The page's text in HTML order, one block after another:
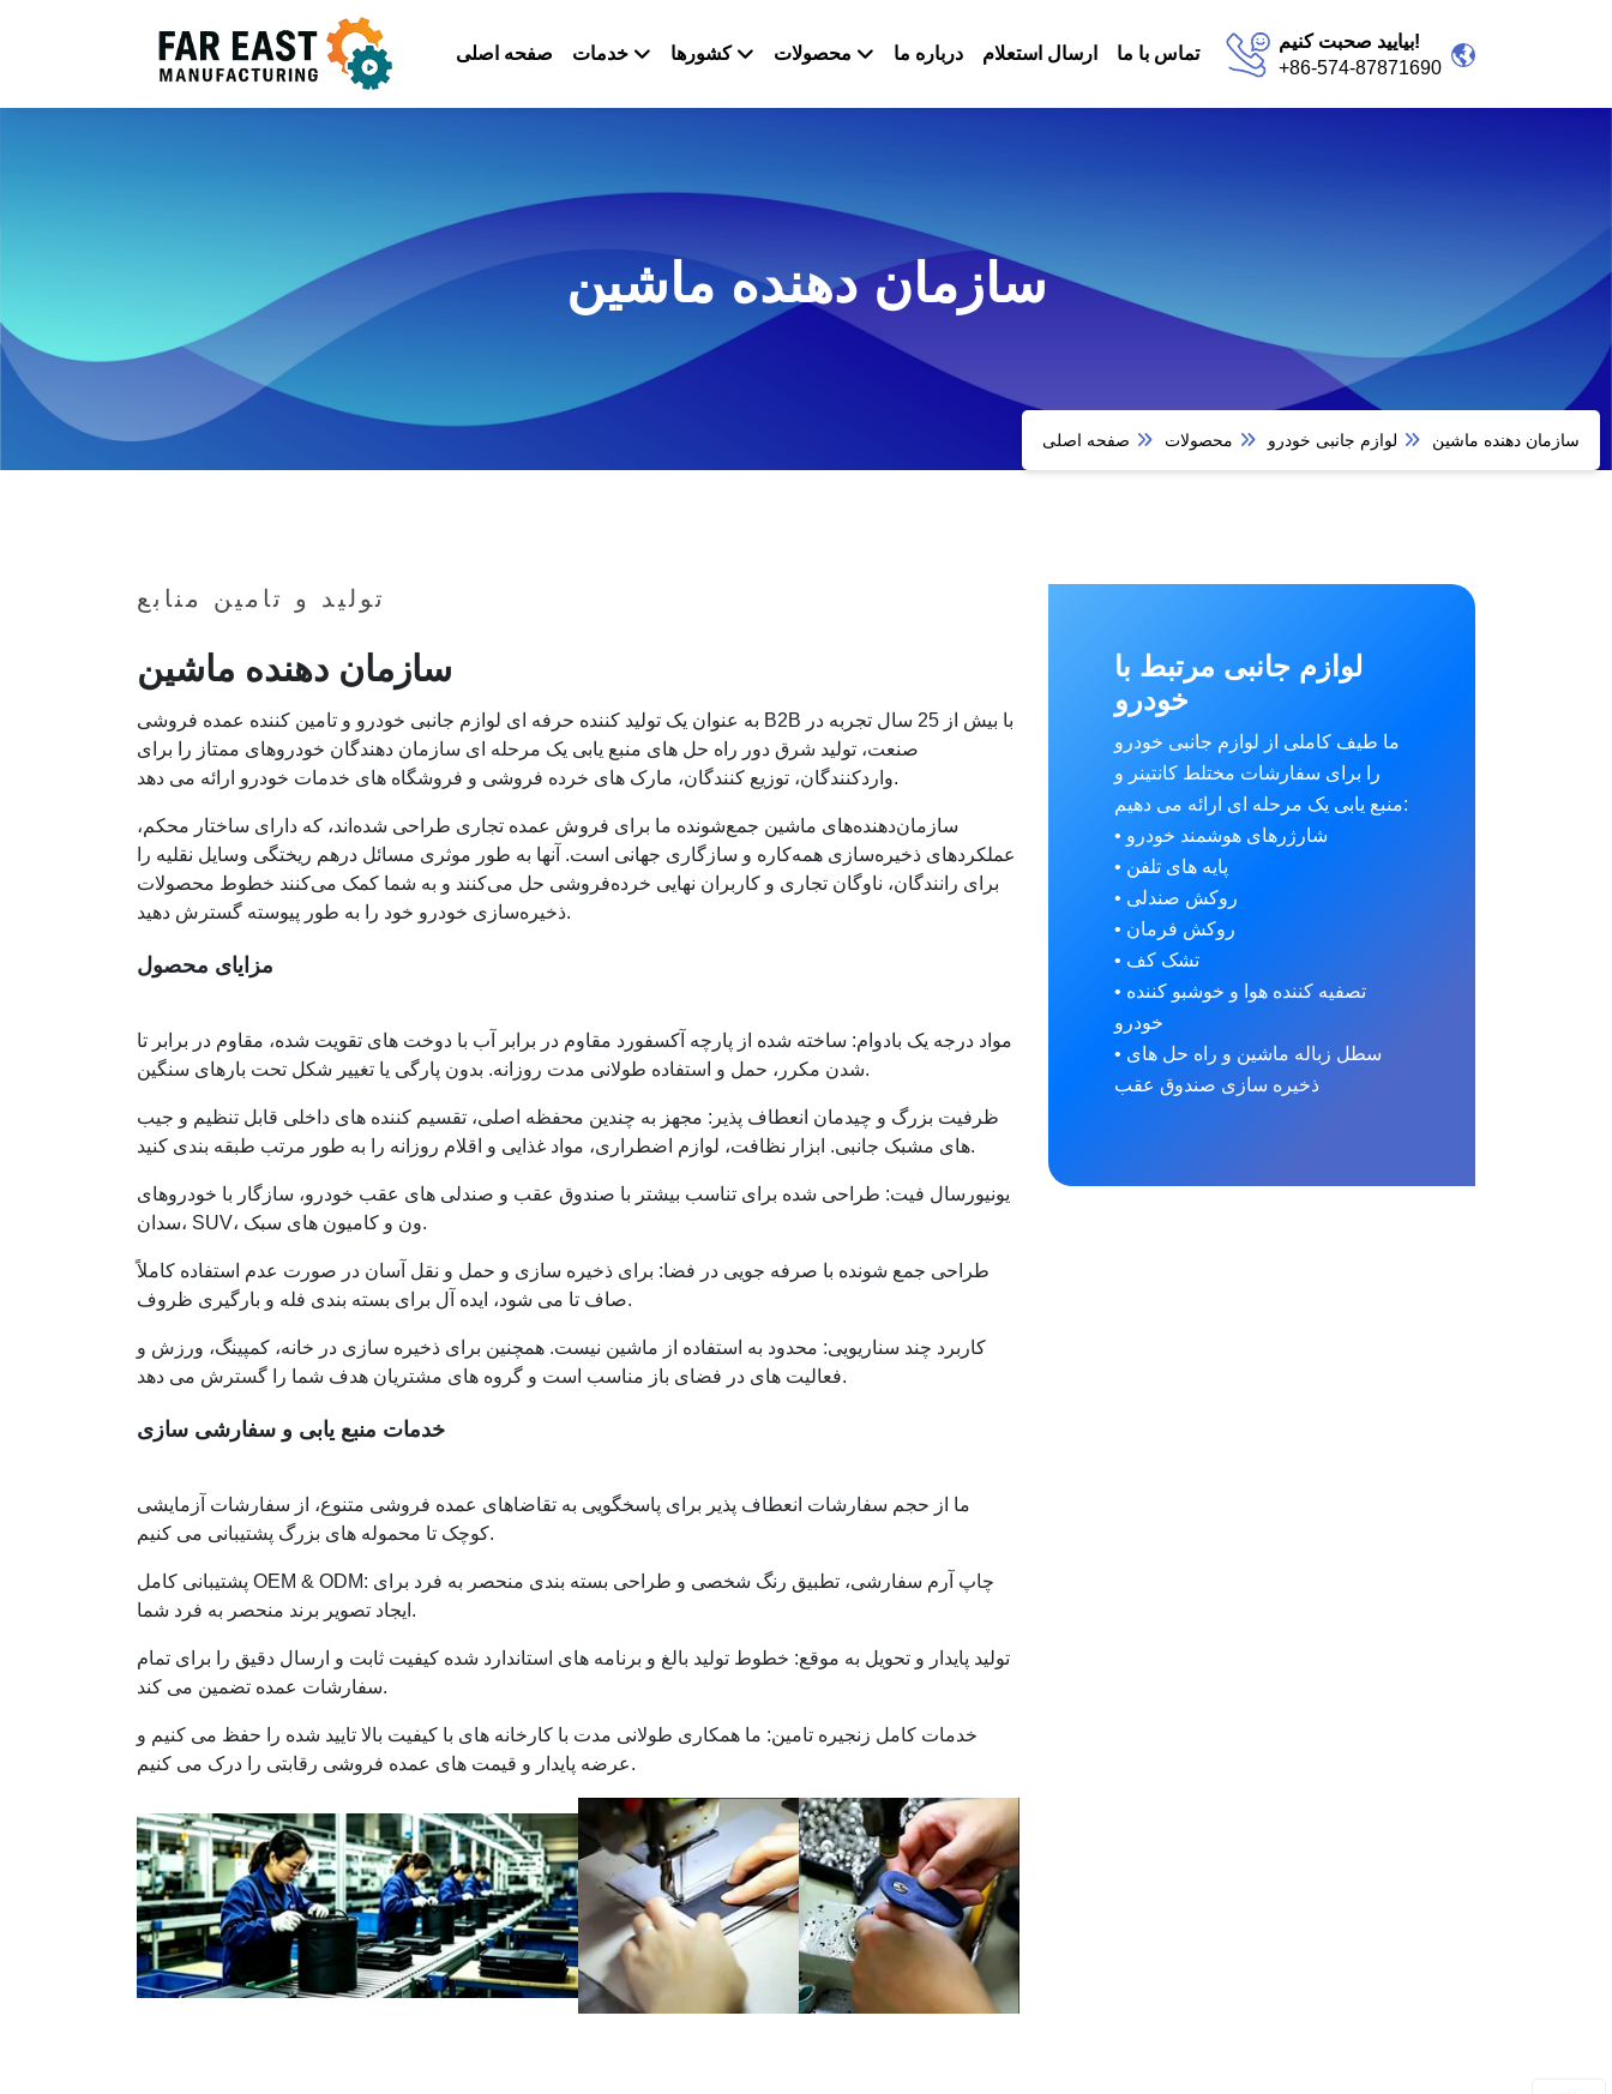
صفحه اصلی خدمات کشورها محصولات درباره ما ارسال استعلام تماس با ما
بیایید صحبت کنیم!
+86-574-87871690
سازمان دهنده ماشین
صفحه اصلی محصولات لوازم جانبی خودرو سازمان دهنده ماشین
تولید و تامین منابع
سازمان دهنده ماشین
به عنوان یک تولید کننده حرفه ای لوازم جانبی خودرو و تامین کننده عمده فروشی B2B با بیش از 25 سال تجربه در
صنعت، تولید شرق دور راه حل های منبع یابی یک مرحله ای سازمان دهندگان خودروهای ممتاز را برای
واردکنندگان، توزیع کنندگان، مارک های خرده فروشی و فروشگاه های خدمات خودرو ارائه می دهد.
سازمان‌دهنده‌های ماشین جمع‌شونده ما برای فروش عمده تجاری طراحی شده‌اند، که دارای ساختار محکم،
عملکردهای ذخیره‌سازی همه‌کاره و سازگاری جهانی است. آنها به طور موثری مسائل درهم ریختگی وسایل نقلیه را
برای رانندگان، ناوگان تجاری و کاربران نهایی خرده‌فروشی حل می‌کنند و به شما کمک می‌کنند خطوط محصولات
ذخیره‌سازی خودرو خود را به طور پیوسته گسترش دهید.
مزایای محصول
مواد درجه یک بادوام: ساخته شده از پارچه آکسفورد مقاوم در برابر آب با دوخت های تقویت شده، مقاوم در برابر تا
شدن مکرر، حمل و استفاده طولانی مدت روزانه. بدون پارگی یا تغییر شکل تحت بارهای سنگین.
ظرفیت بزرگ و چیدمان انعطاف پذیر: مجهز به چندین محفظه اصلی، تقسیم کننده های داخلی قابل تنظیم و جیب
های مشبک جانبی. ابزار نظافت، لوازم اضطراری، مواد غذایی و اقلام روزانه را به طور مرتب طبقه بندی کنید.
یونیورسال فیت: طراحی شده برای تناسب بیشتر با صندوق عقب و صندلی های عقب خودرو، سازگار با خودروهای
سدان، SUV، ون و کامیون های سبک.
طراحی جمع شونده با صرفه جویی در فضا: برای ذخیره سازی و حمل و نقل آسان در صورت عدم استفاده کاملاً
صاف تا می شود، ایده آل برای بسته بندی فله و بارگیری ظروف.
کاربرد چند سناریویی: محدود به استفاده از ماشین نیست. همچنین برای ذخیره سازی در خانه، کمپینگ، ورزش و
فعالیت های در فضای باز مناسب است و گروه های مشتریان هدف شما را گسترش می دهد.
خدمات منبع یابی و سفارشی سازی
ما از حجم سفارشات انعطاف پذیر برای پاسخگویی به تقاضاهای عمده فروشی متنوع، از سفارشات آزمایشی
کوچک تا محموله های بزرگ پشتیبانی می کنیم.
پشتیبانی کامل OEM & ODM: چاپ آرم سفارشی، تطبیق رنگ شخصی و طراحی بسته بندی منحصر به فرد برای
ایجاد تصویر برند منحصر به فرد شما.
تولید پایدار و تحویل به موقع: خطوط تولید بالغ و برنامه های استاندارد شده کیفیت ثابت و ارسال دقیق را برای تمام
سفارشات عمده تضمین می کند.
خدمات کامل زنجیره تامین: ما همکاری طولانی مدت با کارخانه های با کیفیت بالا تایید شده را حفظ می کنیم و
عرضه پایدار و قیمت های عمده فروشی رقابتی را درک می کنیم.
لوازم جانبی مرتبط با
خودرو
ما طیف کاملی از لوازم جانبی خودرو
را برای سفارشات مختلط کانتینر و
منبع یابی یک مرحله ای ارائه می دهیم:
• شارژرهای هوشمند خودرو
• پایه های تلفن
• روکش صندلی
• روکش فرمان
• تشک کف
• تصفیه کننده هوا و خوشبو کننده
خودرو
• سطل زباله ماشین و راه حل های
ذخیره سازی صندوق عقب